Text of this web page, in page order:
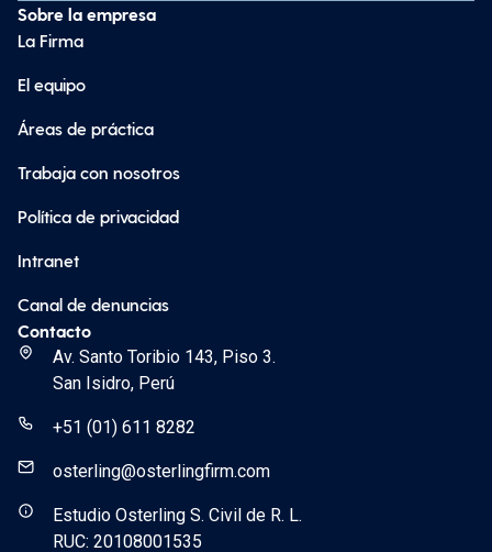
Sobre la empresa
La Firma
El equipo
Áreas de práctica
Trabaja con nosotros
Política de privacidad
Intranet
Canal de denuncias
Contacto
Av. Santo Toribio 143, Piso 3.
San Isidro, Perú
+51 (01) 611 8282
osterling@osterlingfirm.com
Estudio Osterling S. Civil de R. L.
RUC: 20108001535